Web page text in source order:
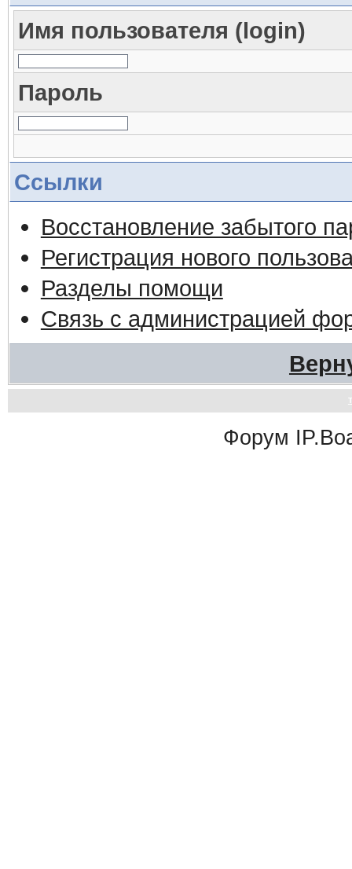
Имя пользователя (login)
Пароль
Ссылки
Восстановление забытого
Регистрация нового
Разделы помощи
Связь с администрацией
Форум